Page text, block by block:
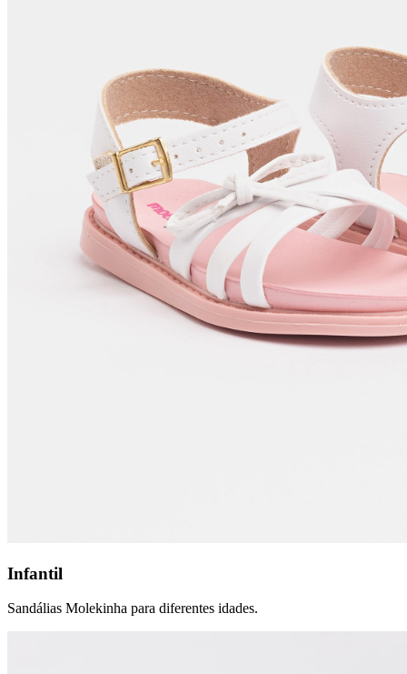
Infantil
Sandálias Molekinha para diferentes idades.